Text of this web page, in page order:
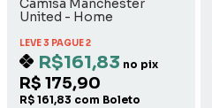
Camisa Manchester
United - Home
LEVE 3 PAGUE 2
R$161,83 no pix
R$ 175,90
R$ 161,83 com Boleto